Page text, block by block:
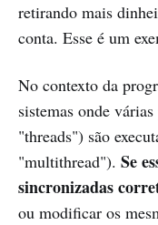
retirando mais
conta. Esse é um
No contexto da
sistemas onde
"threads") são
"multithread"). Se
sincronizadas
ou modificar os